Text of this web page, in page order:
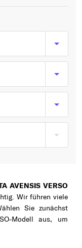
AVENSIS VERSO
Wir führen viele
Sie zunächst
Modell aus, um